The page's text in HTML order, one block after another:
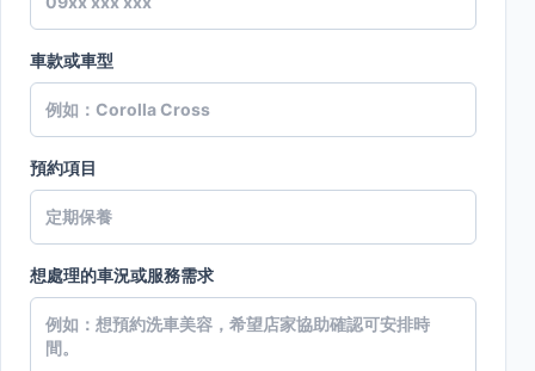
車款或車型
預約項目
想處理的車況或服務需求